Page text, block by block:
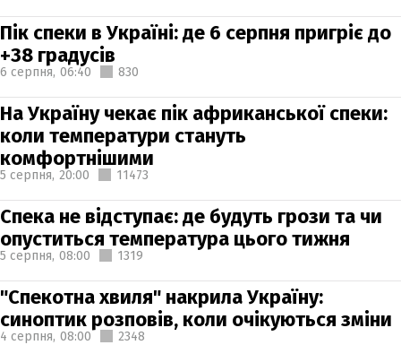
Пік спеки в Україні: де 6 серпня пригріє до
+38 градусів
6 серпня, 06:40 830
На Україну чекає пік африканської спеки:
коли температури стануть
комфортнішими
5 серпня, 20:00 11473
Спека не відступає: де будуть грози та чи
опуститься температура цього тижня
5 серпня, 08:00 1319
"Спекотна хвиля" накрила Україну:
синоптик розповів, коли очікуються зміни
4 серпня, 08:00 2348